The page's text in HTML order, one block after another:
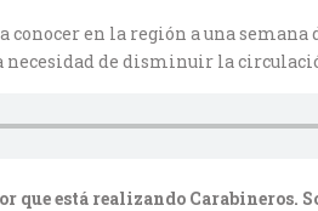
conocer en la región a una
necesidad de disminuir la
que está realizando Carabineros.